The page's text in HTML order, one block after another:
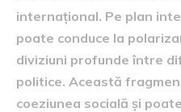
internațional. Pe plan
poate conduce la
diviziuni profunde între
politice. Această
coeziunea socială și